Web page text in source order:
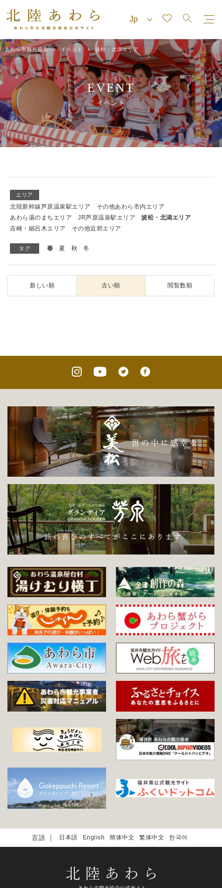
あわら市観光協会 イベント 波松・北潟エリア
EVENT
イベント
エリア
北陸新幹線芦原温泉駅エリア
その他あわら市内エリア
あわら湯のまちエリア
JR芦原温泉駅エリア
波松・北潟エリア
吉崎・細呂木エリア
その他近郊エリア
タグ 春 夏 秋 冬
新しい順 古い順 閲覧数順
日本語 English 簡体中文 繁体中文 한국어